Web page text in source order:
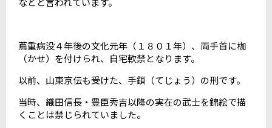
蔦重病没４年後の文化元年（１８０１年）、両手首に枷
（かせ）を付けられ、自宅軟禁となります。
以前、山東京伝も受けた、手鎖（てじょう）の刑です。
当時、織田信長・豊臣秀吉以降の実在の武士を錦絵で描
くことは禁じられていました。